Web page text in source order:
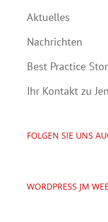
Aktuelles
Nachrichten
Best Practice
Ihr Kontakt zu
FOLGEN SIE UNS
WORDPRESS JM